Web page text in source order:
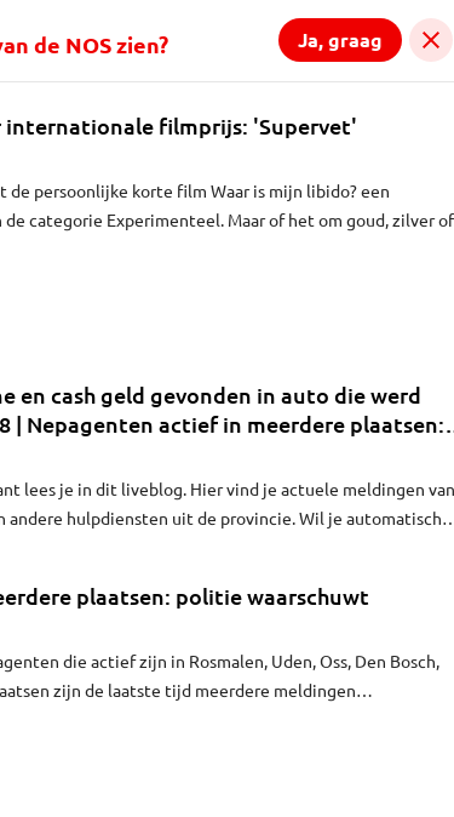
de NOS zien? Ja, graag
internationale filmprijs: 'Supervet'
de persoonlijke korte film Waar is mijn libido? een
categorie Experimenteel. Maar of het om goud, zilver of
en cash geld gevonden in auto die werd
| Nepagenten actief in meerdere plaatsen:
lees je in dit liveblog. Hier vind je actuele meldingen van
andere hulpdiensten uit de provincie. Wil je automatisch
plaatsen: politie waarschuwt
die actief zijn in Rosmalen, Uden, Oss, Den Bosch,
zijn de laatste tijd meerdere meldingen